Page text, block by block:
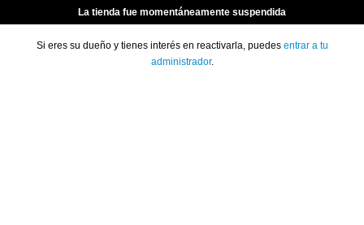
La tienda fue momentáneamente suspendida
Si eres su dueño y tienes interés en reactivarla, puedes entrar a tu
administrador.